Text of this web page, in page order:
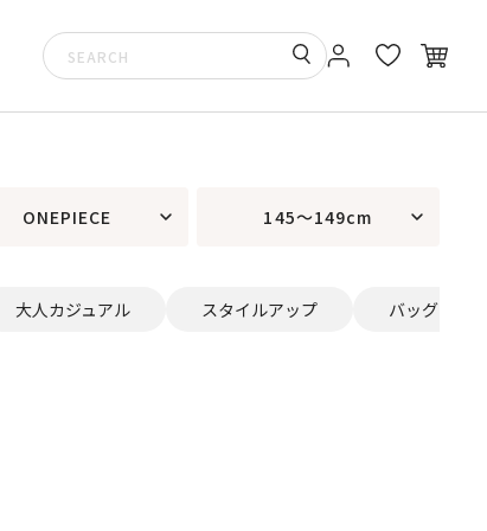
ONEPIECE 145～149cm
大人カジュアル スタイルアップ バッグ